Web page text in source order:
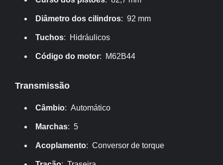
Diâmetro dos cilindros: 92 mm
Tuchos: Hidráulicos
Código do motor: M62B44
Transmissão
Câmbio: Automático
Marchas: 5
Acoplamento: Conversor de torque